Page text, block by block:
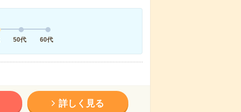
50代 60代
詳しく見る